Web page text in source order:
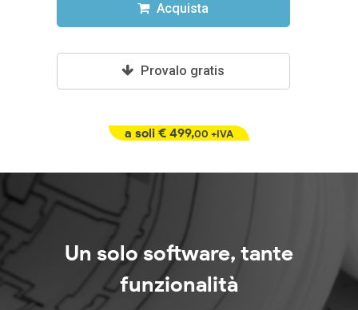
Acquista
Provalo gratis
a soli € 499,00 +IVA
Un solo software, tante
funzionalità